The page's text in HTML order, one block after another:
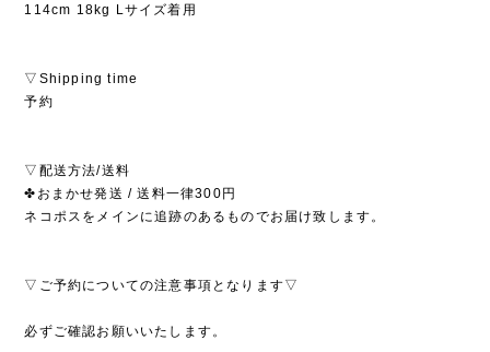
114cm 18kg Lサイズ着用
▽Shipping time
予約
▽配送方法/送料
✤おまかせ発送 / 送料一律300円
ネコポスをメインに追跡のあるものでお届け致します。
▽ご予約についての注意事項となります▽
必ずご確認お願いいたします。